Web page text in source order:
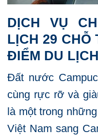
DỊCH VỤ
LỊCH 29 CHỖ
ĐIỂM DU
Đất nước
cùng rực rỡ và
là một trong
Việt Nam sang